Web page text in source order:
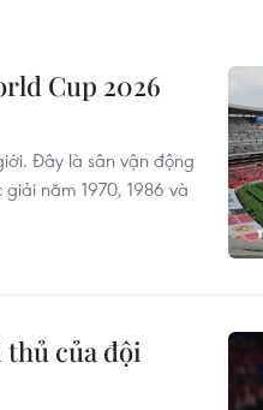
Cup 2026
Đây là sân vận động
năm 1970, 1986 và
thủ của đội